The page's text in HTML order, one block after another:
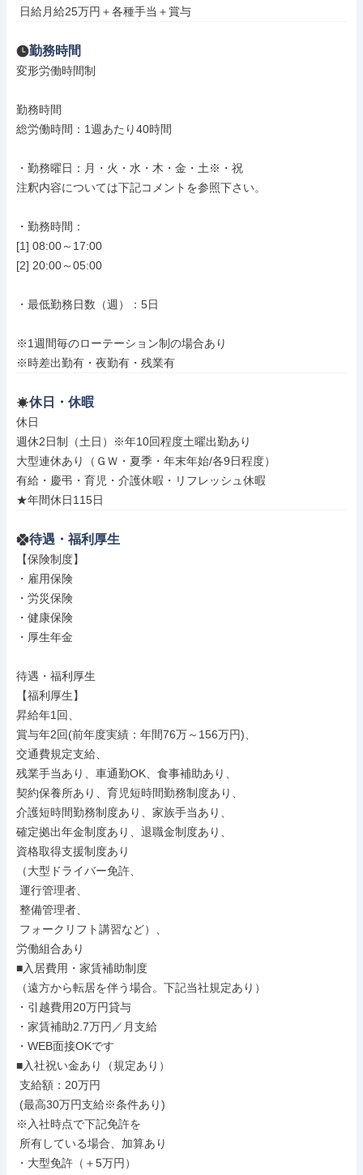
日給月給25万円＋各種手当＋賞与
勤務時間
変形労働時間制
勤務時間
総労働時間：1週あたり40時間
・勤務曜日：月・火・水・木・金・土※・祝
注釈内容については下記コメントを参照下さい。
・勤務時間：
[1] 08:00～17:00
[2] 20:00～05:00
・最低勤務日数（週）：5日
※1週間毎のローテーション制の場合あり
※時差出勤有・夜勤有・残業有
休日・休暇
休日
週休2日制（土日）※年10回程度土曜出勤あり
大型連休あり（ＧＷ・夏季・年末年始/各9日程度）
有給・慶弔・育児・介護休暇・リフレッシュ休暇
★年間休日115日
待遇・福利厚生
【保険制度】
・雇用保険
・労災保険
・健康保険
・厚生年金
待遇・福利厚生
【福利厚生】
昇給年1回、
賞与年2回(前年度実績：年間76万～156万円)、
交通費規定支給、
残業手当あり、車通勤OK、食事補助あり、
契約保養所あり、育児短時間勤務制度あり、
介護短時間勤務制度あり、家族手当あり、
確定拠出年金制度あり、退職金制度あり、
資格取得支援制度あり
（大型ドライバー免許、
労働組合あり
■入居費用・家賃補助制度
（遠方から転居を伴う場合。下記当社規定あり）
・引越費用20万円貸与
・家賃補助2.7万円／月支給
・WEB面接OKです
■入社祝い金あり（規定あり）
※入社時点で下記免許を
・大型免許（＋5万円）